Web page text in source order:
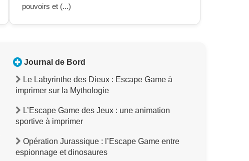
pouvoirs et (...)
Journal de Bord
Le Labyrinthe des Dieux : Escape Game à
imprimer sur la Mythologie
L’Escape Game des Jeux : une animation
sportive à imprimer
Opération Jurassique : l’Escape Game entre
espionnage et dinosaures